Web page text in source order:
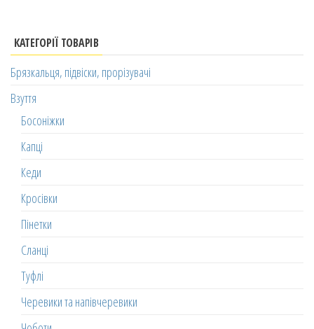
КАТЕГОРІЇ ТОВАРІВ
Брязкальця, підвіски, прорізувачі
Взуття
Босоніжки
Капці
Кеди
Кросівки
Пінетки
Сланці
Туфлі
Черевики та напівчеревики